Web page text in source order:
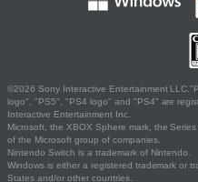
©2026 Sony Interactive Entertainment
logo", "PS5", "PS4 logo" and "PS4" are
Interactive Entertainment Inc.
Microsoft, the XBOX Sphere mark, the
of the Microsoft group of companies.
Nintendo Switch is a trademark of Nintendo.
Windows is either a registered trademark or
States and/or other countries.